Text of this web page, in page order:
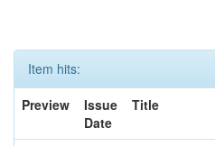
Item hits:
Preview
Issue
Date
Title